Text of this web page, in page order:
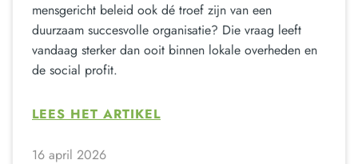
mensgericht beleid ook dé troef zijn van een
duurzaam succesvolle organisatie? Die vraag leeft
vandaag sterker dan ooit binnen lokale overheden en
de social profit.
LEES HET ARTIKEL
16 april 2026